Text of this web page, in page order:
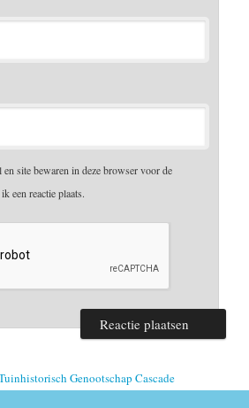
site bewaren in deze browser voor de
een reactie plaats.
Genootschap Cascade